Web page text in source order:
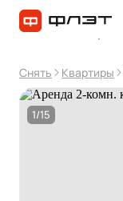
Снять Квартиры
1/15